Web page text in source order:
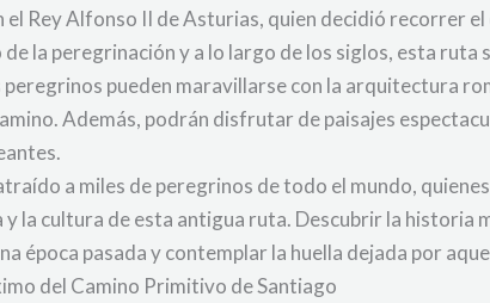
Rey Alfonso II de Asturias, quien decidió recorrer
la peregrinación y a lo largo de los siglos, esta
pueden maravillarse con la arquitectura
Además, podrán disfrutar de paisajes
a miles de peregrinos de todo el mundo,
la cultura de esta antigua ruta. Descubrir la historia
época pasada y contemplar la huella dejada por
del Camino Primitivo de Santiago